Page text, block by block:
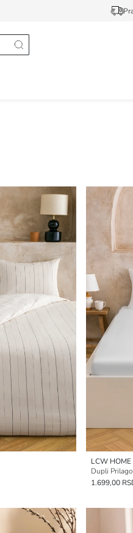
LCW HOME
Dupli
1.699,00